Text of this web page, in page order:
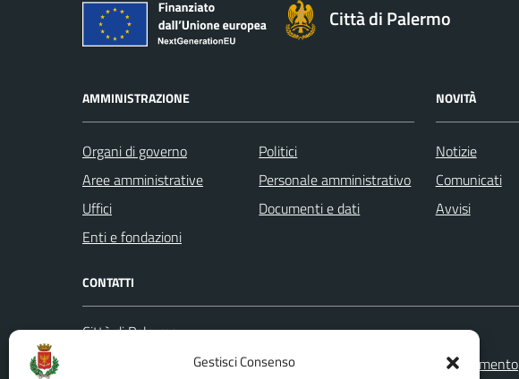
Gestisci Consenso
Città di Palermo
AMMINISTRAZIONE
Organi di governo
Aree amministrative
Uffici
Enti e fondazioni
Politici
Personale amministrativo
Documenti e dati
NOVITÀ
Notizie
Comunicati
Avvisi
CONTATTI
Città di Palermo
Codice fiscale / P. IVA:80016350821
Leggi le FAQ
Prenotazione appuntamento